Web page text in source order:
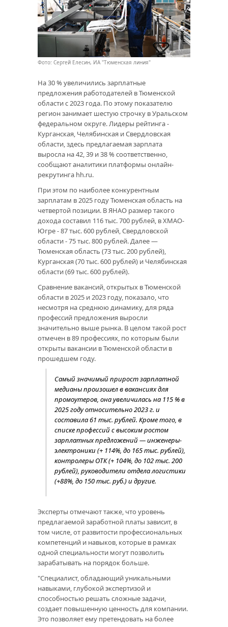
Фото: Сергей Елесин, ИА "Тюменская линия"
На 30 % увеличились зарплатные
предложения работодателей в Тюменской
области с 2023 года. По этому показателю
регион занимает шестую строчку в Уральском
федеральном округе. Лидеры рейтинга -
Курганская, Челябинская и Свердловская
области, здесь предлагаемая зарплата
выросла на 42, 39 и 38 % соответственно,
сообщают аналитики платформы онлайн-
рекрутинга hh.ru.
При этом по наиболее конкурентным
зарплатам в 2025 году Тюменская область на
четвертой позиции. В ЯНАО размер такого
дохода составил 116 тыс. 700 рублей, в ХМАО-
Югре - 87 тыс. 600 рублей, Свердловской
области - 75 тыс. 800 рублей. Далее —
Тюменская область (73 тыс. 200 рублей),
Курганская (70 тыс. 600 рублей) и Челябинская
области (69 тыс. 600 рублей).
Сравнение вакансий, открытых в Тюменской
области в 2025 и 2023 году, показало, что
несмотря на среднюю динамику, для ряда
профессий предложения выросли
значительно выше рынка. В целом такой рост
отмечен в 89 профессиях, по которым были
открыты вакансии в Тюменской области в
прошедшем году.
Самый значимый прирост зарплатной
медианы произошел в вакансиях для
промоутеров, она увеличилась на 115 % в
2025 году относительно 2023 г. и
составила 61 тыс. рублей. Кроме того, в
списке профессий с высоким ростом
зарплатных предложений — инженеры-
электроники (+ 114%, до 165 тыс. рублей),
контролеры ОТК (+ 104%, до 102 тыс. 200
рублей), руководители отдела логистики
(+88%, до 150 тыс. руб.) и другие.
Эксперты отмечают также, что уровень
предлагаемой заработной платы зависит, в
том числе, от развитости профессиональных
компетенций и навыков, которые в рамках
одной специальности могут позволить
зарабатывать на порядок больше.
"Специалист, обладающий уникальными
навыками, глубокой экспертизой и
способностью решать сложные задачи,
создает повышенную ценность для компании.
Это позволяет ему претендовать на более